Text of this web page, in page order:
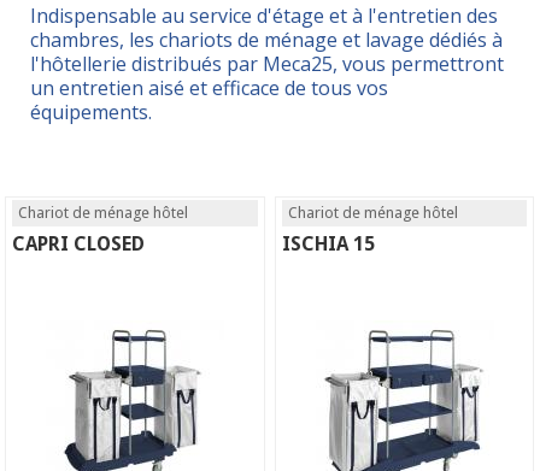
Indispensable au service d'étage et à l'entretien des
chambres, les chariots de ménage et lavage dédiés à
l'hôtellerie distribués par Meca25, vous permettront
un entretien aisé et efficace de tous vos
équipements.
Chariot de ménage hôtel
CAPRI CLOSED
Chariot de ménage hôtel
ISCHIA 15